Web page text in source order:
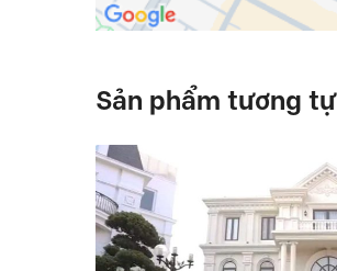
Sản phẩm tương tự